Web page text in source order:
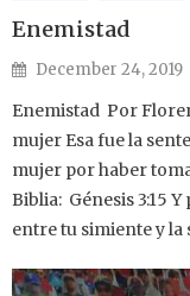
Enemistad
Posted on
December 24, 2019
Enemistad Por
mujer Esa fue la
mujer por haber
Biblia: Génesis 3:15
entre tu simiente y la